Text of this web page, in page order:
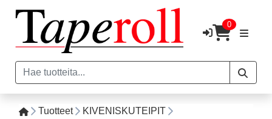
0
Tuotteet
KIVENISKUTEIPIT